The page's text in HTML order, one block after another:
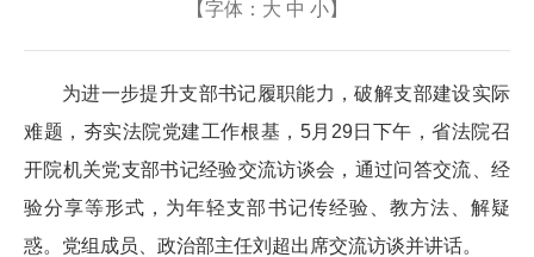
【字体： 大 中 小】
为进一步提升支部书记履职能力，破解支部建设实际
难题，夯实法院党建工作根基，5月29日下午，省法院召
开院机关党支部书记经验交流访谈会，通过问答交流、经
验分享等形式，为年轻支部书记传经验、教方法、解疑
惑。党组成员、政治部主任刘超出席交流访谈并讲话。